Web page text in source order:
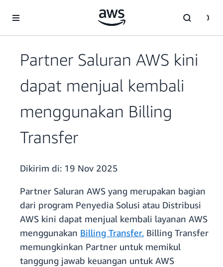
Partner Saluran AWS kini
dapat menjual kembali
menggunakan Billing
Transfer
Dikirim di: 19 Nov 2025
Partner Saluran AWS yang merupakan bagian
dari program Penyedia Solusi atau Distribusi
AWS kini dapat menjual kembali layanan AWS
menggunakan Billing Transfer. Billing Transfer
memungkinkan Partner untuk memikul
tanggung jawab keuangan untuk AWS